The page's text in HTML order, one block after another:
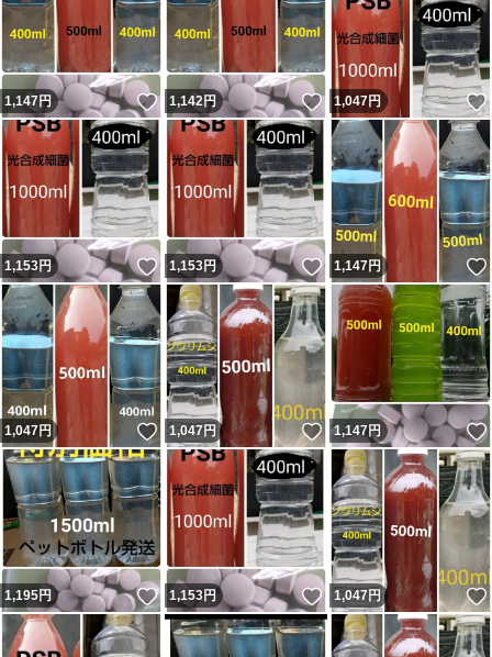
1,147 円 いいね！
1,142円 いいね！
1,047円
1,153円 いいね！
1,153円 いいね！
1,147円
1,047円 いいね！
1,047円 いいね！
1,147円
1,195円 いいね！
1,153円 いいね！
1,047円